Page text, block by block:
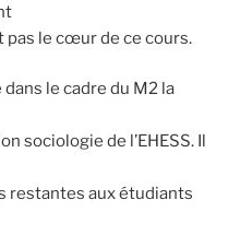
le cœur de ce cours.
le cadre du M2 la
sociologie de l’EHESS. Il
restantes aux étudiants